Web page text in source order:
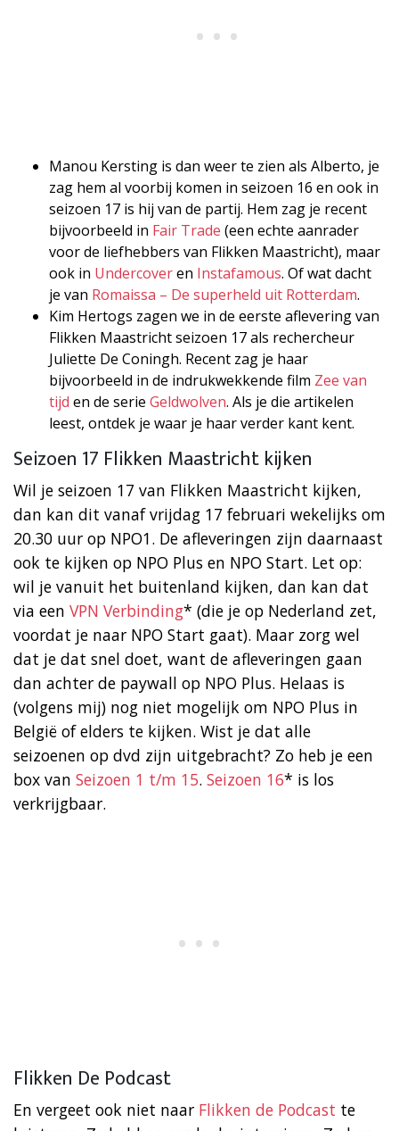
Manou Kersting is dan weer te zien als Alberto, je
zag hem al voorbij komen in seizoen 16 en ook in
seizoen 17 is hij van de partij. Hem zag je recent
bijvoorbeeld in Fair Trade (een echte aanrader
voor de liefhebbers van Flikken Maastricht), maar
ook in Undercoveren Instafamous. Of wat dacht
je van Romaissa – De superheld uit Rotterdam.
Kim Hertogs zagen we in de eerste aflevering van
Flikken Maastricht seizoen 17 als rechercheur
Juliette De Coningh. Recent zag je haar
bijvoorbeeld in de indrukwekkende film Zee van
tijd en de serie Geldwolven. Als je die artikelen
leest, ontdek je waar je haar verder kant kent.
Seizoen 17 Flikken Maastricht kijken
Wil je seizoen 17 van Flikken Maastricht kijken,
dan kan dit vanaf vrijdag 17 februari wekelijks om
20.30 uur op NPO1. De afleveringen zijn daarnaast
ook te kijken op NPO Plus en NPO Start. Let op:
wil je vanuit het buitenland kijken, dan kan dat
via een VPN Verbinding* (die je op Nederland zet,
voordat je naar NPO Start gaat). Maar zorg wel
dat je dat snel doet, want de afleveringen gaan
dan achter de paywall op NPO Plus. Helaas is
(volgens mij) nog niet mogelijk om NPO Plus in
België of elders te kijken. Wist je dat alle
seizoenen op dvd zijn uitgebracht? Zo heb je een
box van Seizoen 1 t/m 15. Seizoen 16* is los
verkrijgbaar.
Flikken De Podcast
En vergeet ook niet naar Flikken de Podcast te